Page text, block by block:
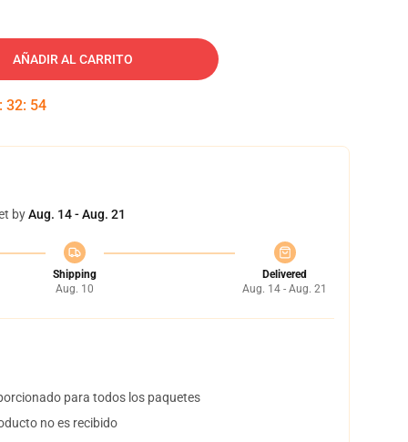
AÑADIR AL CARRITO
: 32: 53
byAug. 14 - Aug. 21
Shipping
Aug. 10
Delivered
Aug. 14 - Aug. 21
para todos los paquetes
no es recibido